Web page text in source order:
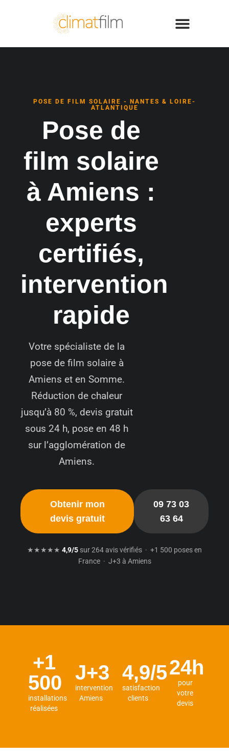
POSE DE FILM SOLAIRE - NANTES & LOIRE-
ATLANTIQUE
Pose de
film solaire
à Amiens :
experts
certifiés,
intervention
rapide
Votre spécialiste de la
pose de film solaire à
Amiens et en Somme.
Réduction de chaleur
jusqu’à 80 %, devis gratuit
sous 24 h, pose en 48 h
sur l’agglomération de
Amiens.
Obtenir mon
devis gratuit
09 73 03
63 64
★★★★★ 4,9/5 sur 264 avis vérifiés · +1 500 poses en
France · J+3 à Amiens
+1
500
installations
réalisées
J+3
intervention
Amiens
4,9/5
satisfaction
clients
24h
pour
votre
devis